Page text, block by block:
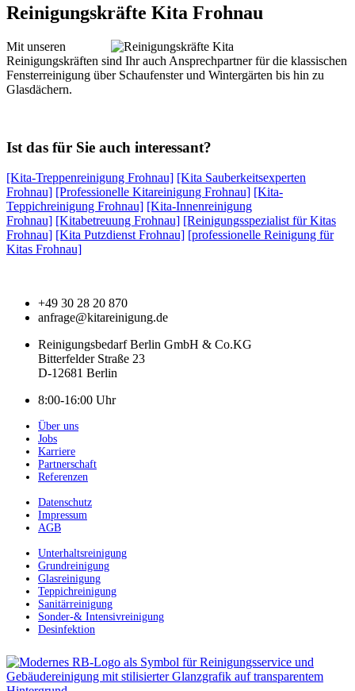
Reinigungskräfte Kita Frohnau
Mit unseren
Reinigungskräften sind Ihr auch Ansprechpartner für die klassischen
Fensterreinigung über Schaufenster und Wintergärten bis hin zu
Glasdächern.
Ist das für Sie auch interessant?
[Kita-Treppenreinigung Frohnau] [Kita Sauberkeitsexperten
Frohnau] [Professionelle Kitareinigung Frohnau] [Kita-
Teppichreinigung Frohnau] [Kita-Innenreinigung
Frohnau] [Kitabetreuung Frohnau] [Reinigungsspezialist für Kitas
Frohnau] [Kita Putzdienst Frohnau] [professionelle Reinigung für
Kitas Frohnau]
+49 30 28 20 870
anfrage@kitareinigung.de
Reinigungsbedarf Berlin GmbH & Co.KG
Bitterfelder Straße 23
D-12681 Berlin
8:00-16:00 Uhr
Über uns
Jobs
Karriere
Partnerschaft
Referenzen
Datenschutz
Impressum
AGB
Unterhaltsreinigung
Grundreinigung
Glasreinigung
Teppichreinigung
Sanitärreinigung
Sonder-& Intensivreinigung
Desinfektion